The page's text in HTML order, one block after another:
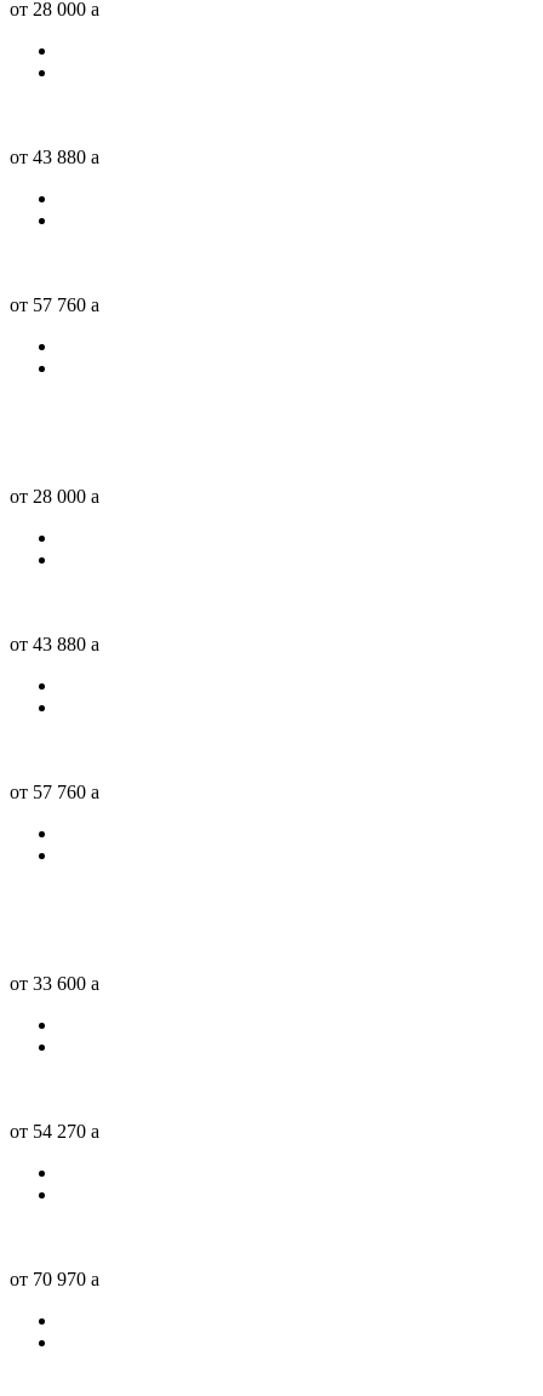
от 28 000 a
от 43 880 a
от 57 760 a
от 28 000 a
от 43 880 a
от 57 760 a
от 33 600 a
от 54 270 a
от 70 970 a